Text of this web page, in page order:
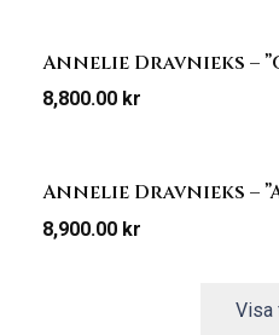
Annelie Dravnieks –
8,800.00 kr
Annelie Dravnieks –
8,900.00 kr
Visa